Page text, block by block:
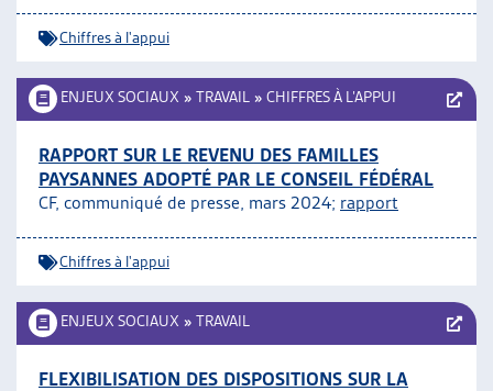
Chiffres à l'appui
ENJEUX SOCIAUX » TRAVAIL » CHIFFRES À L’APPUI
RAPPORT SUR LE REVENU DES FAMILLES
PAYSANNES ADOPTÉ PAR LE CONSEIL FÉDÉRAL
CF, communiqué de presse, mars 2024; rapport
Chiffres à l'appui
ENJEUX SOCIAUX » TRAVAIL
FLEXIBILISATION DES DISPOSITIONS SUR LA